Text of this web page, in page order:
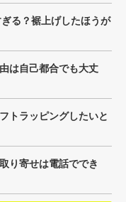
る？裾上げしたほうが
は自己都合でも大丈
トラッピングしたいと
り寄せは電話ででき